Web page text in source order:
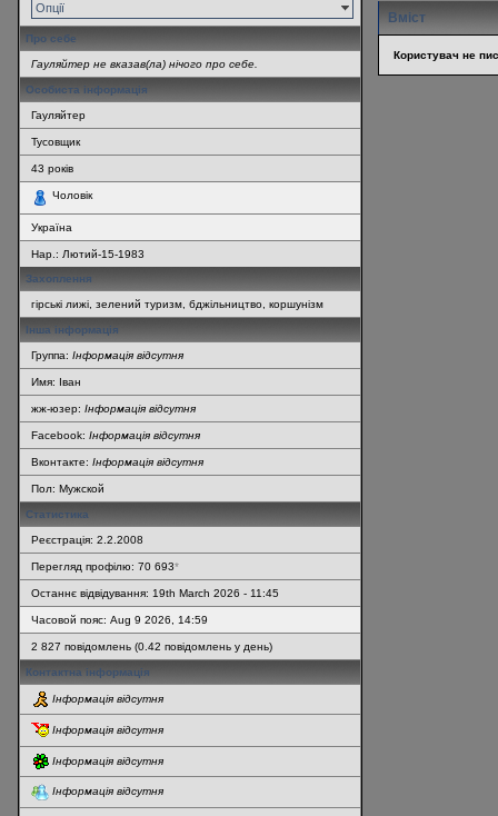
Опції
Про себе
Гауляйтер не вказав(ла) нічого про себе.
Особиста інформація
Гауляйтер
Тусовщик
43 років
Чоловік
Україна
Нар.: Лютий-15-1983
Захоплення
гірські лижі, зелений туризм, бджільництво, коршунізм
Інша інформація
Группа: Інформація відсутня
Имя: Іван
жж-юзер: Інформація відсутня
Facebook: Інформація відсутня
Вконтакте: Інформація відсутня
Пол: Мужской
Статистика
Реєстрація: 2.2.2008
Перегляд профілю: 70 693*
Останнє відвідування: 19th March 2026 - 11:45
Часовой пояс: Aug 9 2026, 14:59
2 827 повідомлень (0.42 повідомлень у день)
Контактна інформація
Інформація відсутня
Інформація відсутня
Інформація відсутня
Інформація відсутня
Вміст
Користувач не